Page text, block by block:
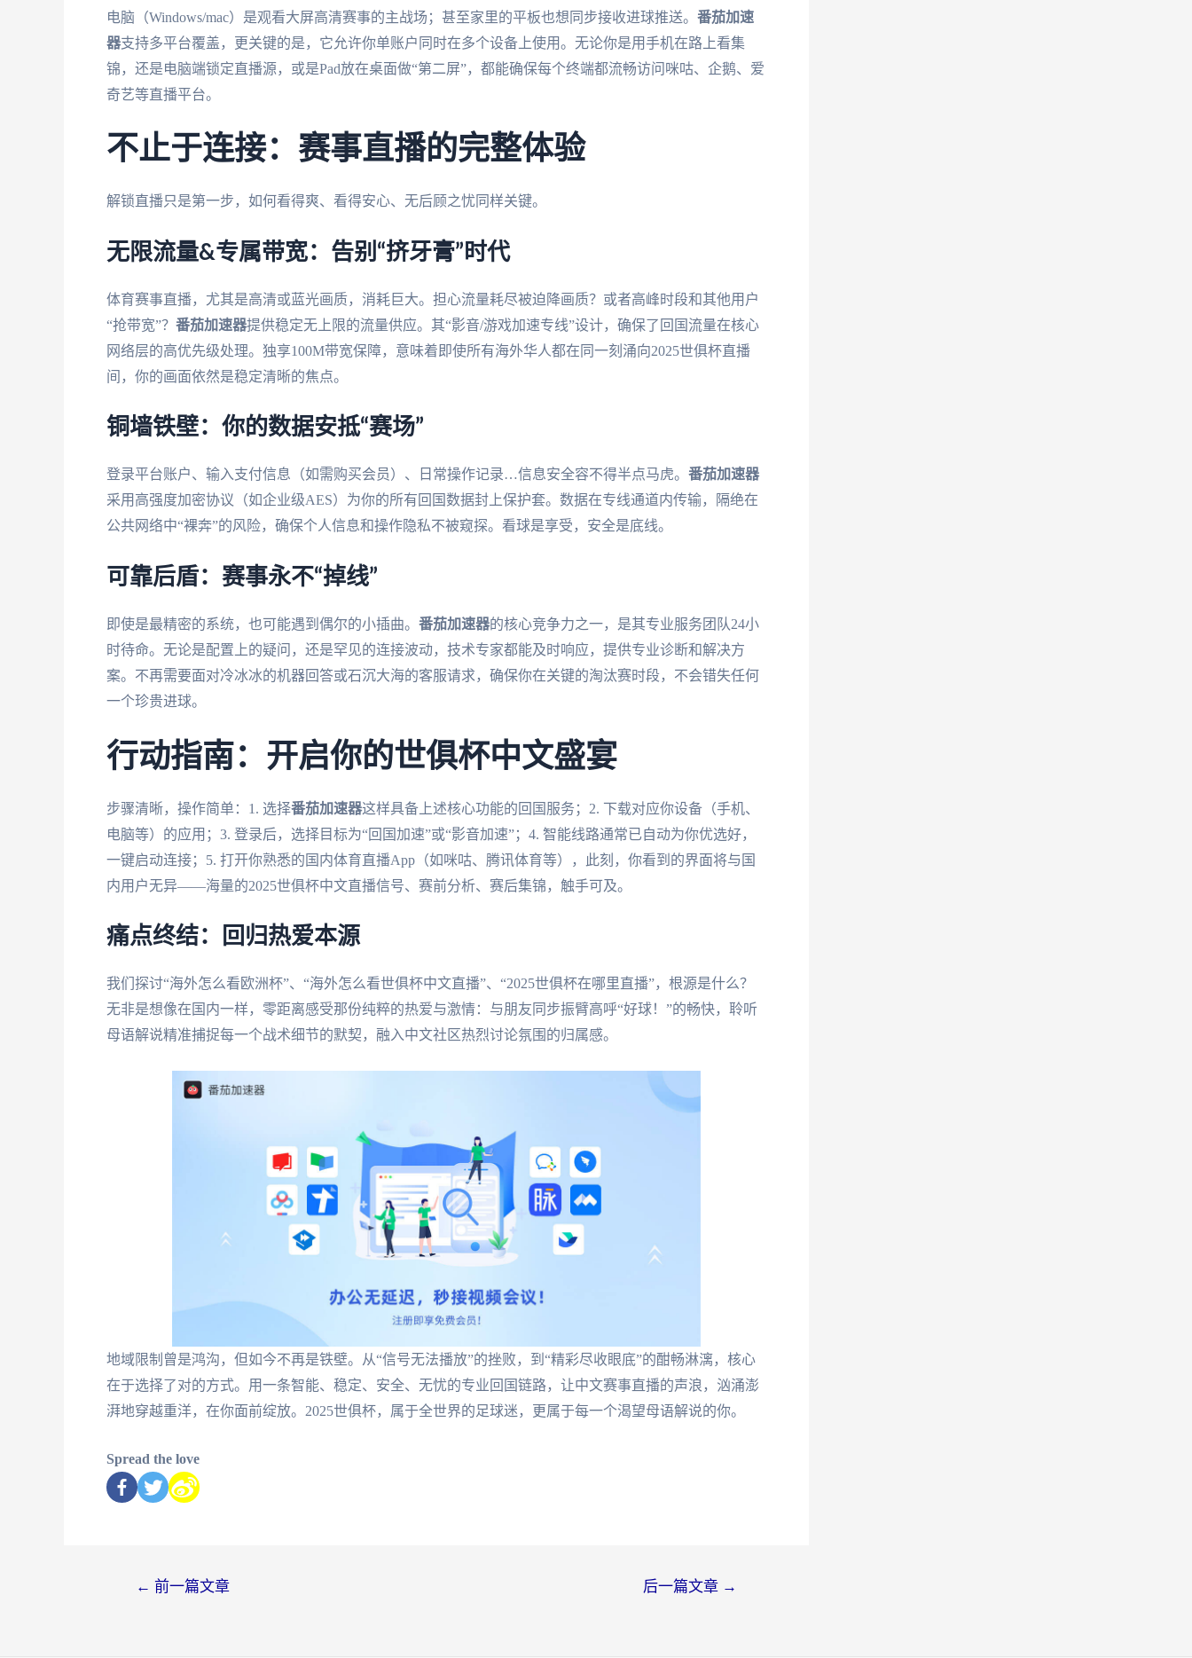
电脑（Windows/mac）是观看大屏高清赛事的主战场；甚至家里的平板也想同步接收进球推送。 番茄加速
器支持多平台覆盖，更关键的是，它允许你单账户同时在多个设备上使用。无论你是用手机在路上看集
锦，还是电脑端锁定直播源，或是Pad放在桌面做“第二屏”，都能确保每个终端都流畅访问咪咕、企鹅、爱
奇艺等直播平台。
不止于连接：赛事直播的完整体验
解锁直播只是第一步，如何看得爽、看得安心、无后顾之忧同样关键。
无限流量&专属带宽：告别“挤牙膏”时代
体育赛事直播，尤其是高清或蓝光画质，消耗巨大。担心流量耗尽被迫降画质？或者高峰时段和其他用户
“抢带宽”？ 番茄加速器提供稳定无上限的流量供应。其“影音/游戏加速专线”设计，确保了回国流量在核心
网络层的高优先级处理。独享100M带宽保障，意味着即使所有海外华人都在同一刻涌向2025世俱杯直播
间，你的画面依然是稳定清晰的焦点。
铜墙铁壁：你的数据安抵“赛场”
登录平台账户、输入支付信息（如需购买会员）、日常操作记录…信息安全容不得半点马虎。 番茄加速器
采用高强度加密协议（如企业级AES）为你的所有回国数据封上保护套。数据在专线通道内传输，隔绝在
公共网络中“裸奔”的风险，确保个人信息和操作隐私不被窥探。看球是享受，安全是底线。
可靠后盾：赛事永不“掉线”
即使是最精密的系统，也可能遇到偶尔的小插曲。 番茄加速器的核心竞争力之一，是其专业服务团队24小
时待命。无论是配置上的疑问，还是罕见的连接波动，技术专家都能及时响应，提供专业诊断和解决方
案。不再需要面对冷冰冰的机器回答或石沉大海的客服请求，确保你在关键的淘汰赛时段，不会错失任何
一个珍贵进球。
行动指南：开启你的世俱杯中文盛宴
步骤清晰，操作简单：1. 选择番茄加速器这样具备上述核心功能的回国服务；2. 下载对应你设备（手机、
电脑等）的应用；3. 登录后，选择目标为“回国加速”或“影音加速”；4. 智能线路通常已自动为你优选好，
一键启动连接；5. 打开你熟悉的国内体育直播App（如咪咕、腾讯体育等），此刻，你看到的界面将与国
内用户无异——海量的2025世俱杯中文直播信号、赛前分析、赛后集锦，触手可及。
痛点终结：回归热爱本源
我们探讨“海外怎么看欧洲杯”、“海外怎么看世俱杯中文直播”、“2025世俱杯在哪里直播”，根源是什么？
无非是想像在国内一样，零距离感受那份纯粹的热爱与激情：与朋友同步振臂高呼“好球！”的畅快，聆听
母语解说精准捕捉每一个战术细节的默契，融入中文社区热烈讨论氛围的归属感。
地域限制曾是鸿沟，但如今不再是铁壁。从“信号无法播放”的挫败，到“精彩尽收眼底”的酣畅淋漓，核心
在于选择了对的方式。用一条智能、稳定、安全、无忧的专业回国链路，让中文赛事直播的声浪，汹涌澎
湃地穿越重洋，在你面前绽放。2025世俱杯，属于全世界的足球迷，更属于每一个渴望母语解说的你。
Spread the love
← 前一篇文章 后一篇文章 →